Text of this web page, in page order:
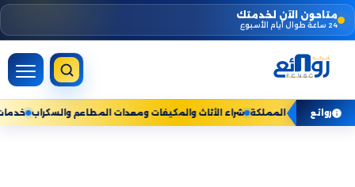
Skip
to
content
متاحون الآن لخدمتك
24 ساعة طوال أيام الأسبوع
روائع
المنزلية — نخدم جميع مناطق المملكة شراء الأثاث والمكيفات ومعدات